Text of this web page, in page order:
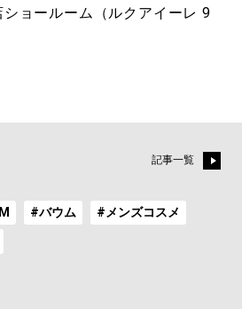
ョールーム（ルクアイーレ 9
記事一覧
#バウム #メンズコスメ